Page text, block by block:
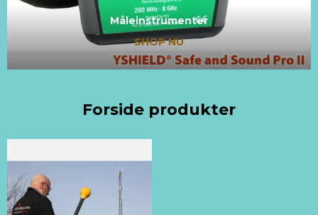
Måleinstrumenter
SHOP NU
Forside produkter